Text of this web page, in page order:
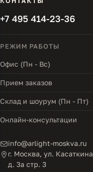
+7 495 414-23-36
РЕЖИМ РАБОТЫ
Офис (Пн - Вс)
Прием заказов
Склад и шоурум (Пн - Пт)
Онлайн-консультации
info@arlight-moskva.ru
г. Москва, ул. Касаткина
д. 3а стр. 3